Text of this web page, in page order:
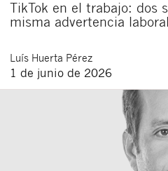
TikTok en el trabajo: dos
misma advertencia laboral
Luís Huerta Pérez
1 de junio de 2026